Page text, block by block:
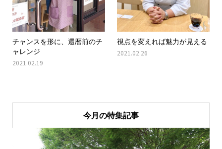
チャンスを形に、還暦前のチ
ャレンジ
2021.02.19
視点を変えれば魅力が見える
2021.02.26
今月の特集記事